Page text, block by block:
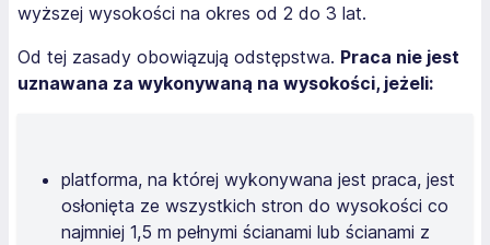
wyższej wysokości na okres od 2 do 3 lat.
Od tej zasady obowiązują odstępstwa. Praca nie jest
uznawana za wykonywaną na wysokości, jeżeli:
platforma, na której wykonywana jest praca, jest
osłonięta ze wszystkich stron do wysokości co
najmniej 1,5 m pełnymi ścianami lub ścianami z